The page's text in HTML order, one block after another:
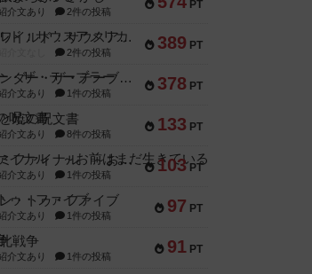
PT
介文あり 2件の投稿
389 PT
リワイルド：サウスアメリカ
2件の投稿
378 PT
アンダー・ザ・テーブラー
介文あり 1件の投稿
133 PT
暁の呪文書
介文あり 8件の投稿
103 PT
セミファイナル ～お前はまだ生きている～
介文あり 1件の投稿
97 PT
・トゥ・ファイブ
介文あり 1件の投稿
91 PT
戦争
介文あり 1件の投稿